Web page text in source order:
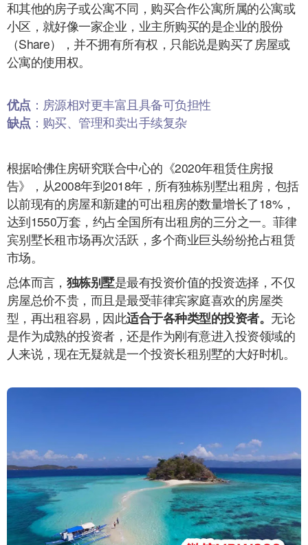
和其他的房子或公寓不同，购买合作公寓所属的公寓或
小区，就好像一家企业，业主所购买的是企业的股份
（Share），并不拥有所有权，只能说是购买了房屋或
公寓的使用权。
优点 ：房源相对更丰富且具备可负担性
缺点 ：购买、管理和卖出手续复杂
根据哈佛住房研究联合中心的《2020年租赁住房报
告》，从2008年到2018年，所有独栋别墅出租房，包括
以前现有的房屋和新建的可出租房的数量增长了18%，
达到1550万套，约占全国所有出租房的三分之一。菲律
宾别墅长租市场再次活跃，多个商业巨头纷纷抢占租赁
市场。
总体而言， 独栋别墅是最有投资价值的投资选择，不仅
房屋总价不贵，而且是最受菲律宾家庭喜欢的房屋类
型，再出租容易，因此适合于各种类型的投资者。 无论
是作为成熟的投资者，还是作为刚有意进入投资领域的
人来说，现在无疑就是一个投资长租别墅的大好时机。